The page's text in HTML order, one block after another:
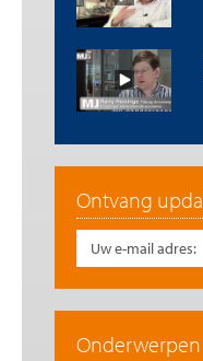
Ontvang
Onderwerpen